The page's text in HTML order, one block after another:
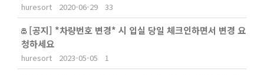
huresort 2020-06-29 33
[공지] *차량번호 변경* 시 입실 당일 체크인하면서 변경 요
청하세요
huresort 2023-05-05 1